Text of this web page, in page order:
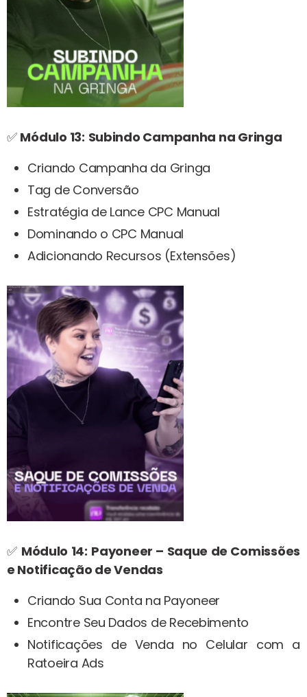
✅ Módulo 13: Subindo Campanha na Gringa
Criando Campanha da Gringa
Tag de Conversão
Estratégia de Lance CPC Manual
Dominando o CPC Manual
Adicionando Recursos (Extensões)
✅ Módulo 14: Payoneer – Saque de Comissões
e Notificação de Vendas
Criando Sua Conta na Payoneer
Encontre Seu Dados de Recebimento
Notificações de Venda no Celular com a
Ratoeira Ads